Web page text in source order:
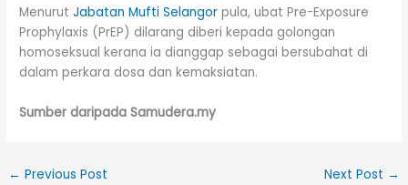
MenurutJabatan Mufti Selangor pula, ubat Pre-Exposure
Prophylaxis (PrEP) dilarang diberi kepada golongan
homoseksual kerana ia dianggap sebagai bersubahat di
dalam perkara dosa dan kemaksiatan.
Sumber daripada Samudera.my
← Previous Post Next Post →